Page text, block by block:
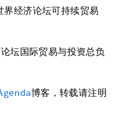
经济论坛可持续贸易
坛国际贸易与投资总负
博客，转载请注明